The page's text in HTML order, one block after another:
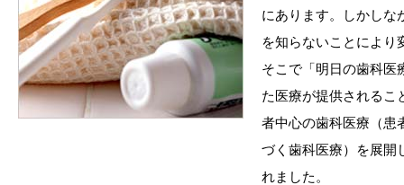
にあります。しかしな
を知らないことにより
そこで「明日の歯科医
た医療が提供されるこ
者中心の歯科医療（患
づく歯科医療）を展開
れました。